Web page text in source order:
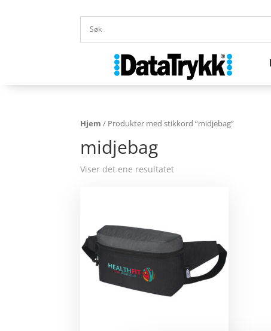
Hjem / Produkter med stikkord “midjebag”
midjebag
Viser det ene resultatet